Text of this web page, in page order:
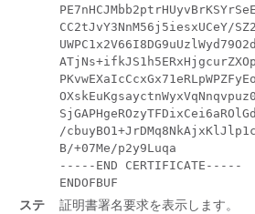
CC2tJvY3NnM56j5iesxUCeY/
/
B/+07Me/p2y9Luqa
-----END CERTIFICATE-----
ENDOFBUF
ステ
証明書署名要求を表示します。